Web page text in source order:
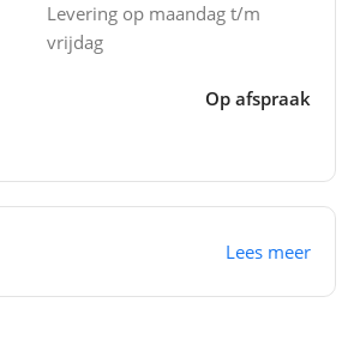
Levering op maandag t/m
vrijdag
Op afspraak
Lees meer